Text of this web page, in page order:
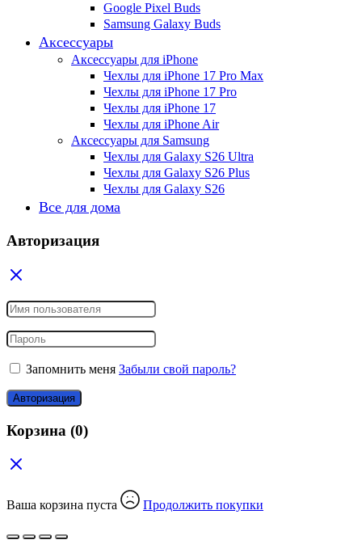
Google Pixel Buds
Samsung Galaxy Buds
Аксессуары
Аксессуары для iPhone
Чехлы для iPhone 17 Pro Max
Чехлы для iPhone 17 Pro
Чехлы для iPhone 17
Чехлы для iPhone Air
Аксессуары для Samsung
Чехлы для Galaxy S26 Ultra
Чехлы для Galaxy S26 Plus
Чехлы для Galaxy S26
Все для дома
Авторизация
Запомнить меня Забыли свой пароль?
Авторизация
Корзина (0)
Ваша корзина пуста Продолжить покупки